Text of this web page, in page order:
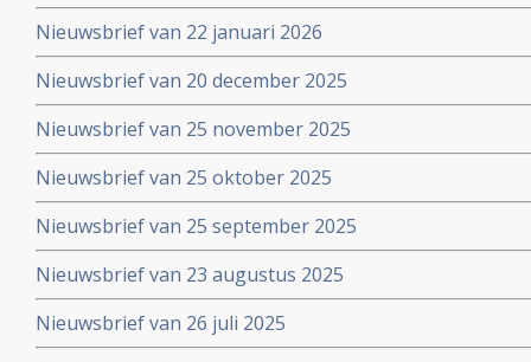
Nieuwsbrief van 22 januari 2026
Nieuwsbrief van 20 december 2025
Nieuwsbrief van 25 november 2025
Nieuwsbrief van 25 oktober 2025
Nieuwsbrief van 25 september 2025
Nieuwsbrief van 23 augustus 2025
Nieuwsbrief van 26 juli 2025